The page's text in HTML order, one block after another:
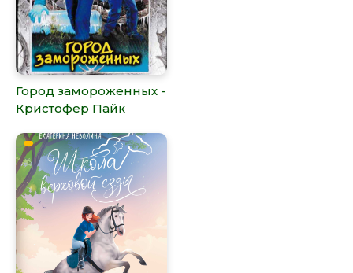
Город замороженных -
Кристофер Пайк